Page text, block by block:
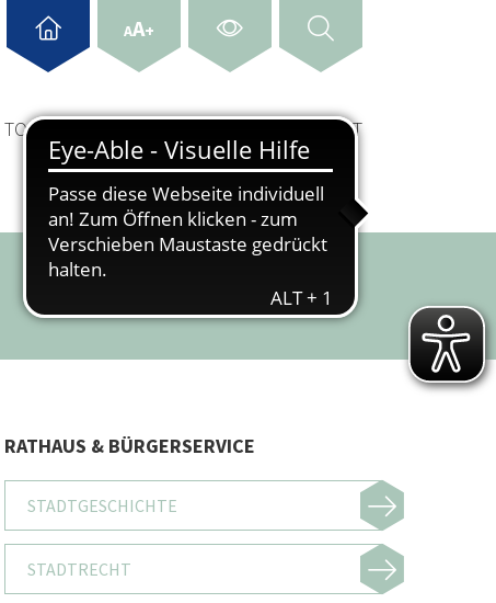
AA+
WIRTSCHAFT & STANDORT
RATHAUS & BÜRGERSERVICE
STADTGESCHICHTE
STADTRECHT